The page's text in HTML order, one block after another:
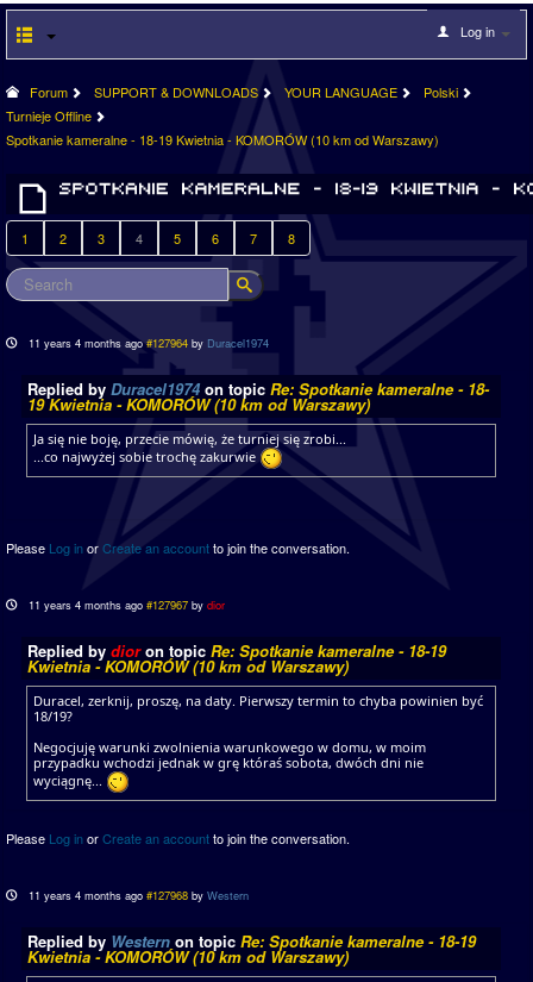
Log in
Forum SUPPORT & DOWNLOADS YOUR LANGUAGE
Polski
Turnieje Offline
Spotkanie kameralne - 18-19 Kwietnia - KOMORÓW (10 km od Warszawy)
1 2 3 4 5 6 7 8
11 years 4 months ago #127964 by Duracel1974
Replied by Duracel1974 on topic Re: Spotkanie kameralne - 18-
19 Kwietnia - KOMORÓW (10 km od Warszawy)
Ja się nie boję, przecie mówię, że turniej się zrobi...
...co najwyżej sobie trochę zakurwie
Please Log inorCreate an accountto join the conversation.
11 years 4 months ago #127967 bydior
Replied by dioron topic Re: Spotkanie kameralne - 18-19
Kwietnia - KOMORÓW (10 km od Warszawy)
Duracel, zerknij, proszę, na daty. Pierwszy termin to chyba powinien być
18/19?
Negocjuję warunki zwolnienia warunkowego w domu, w moim
przypadku wchodzi jednak w grę któraś sobota, dwóch dni nie
wyciągnę...
Please Log inorCreate an accountto join the conversation.
11 years 4 months ago #127968 byWestern
Replied by Western on topic Re: Spotkanie kameralne - 18-19
Kwietnia - KOMORÓW (10 km od Warszawy)